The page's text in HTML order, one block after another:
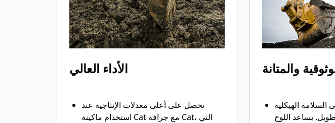
الأداء العالي
تحصل على أعلى معدلات الإنتاجية عند
استخدام ماكينة Cat مع جرافة Cat، التي
والمتانة
السلامة الهيكلية
للجرافة على المدى الطويل. ‏‫يساعد اللوح